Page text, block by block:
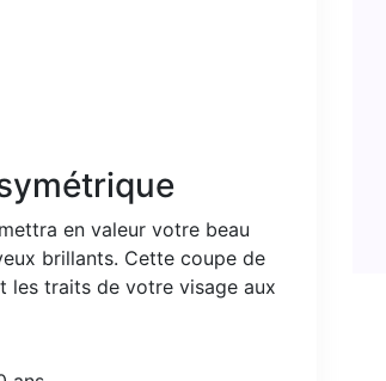
en valeur votre beau
brillants. Cette coupe de
les traits de votre visage aux